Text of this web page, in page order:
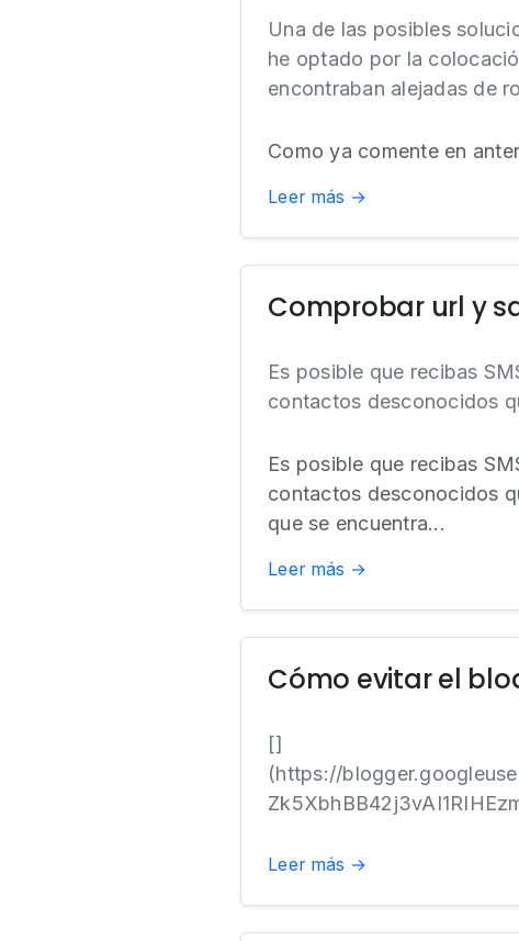
Una de las posibles
he optado por la
encontraban alejadas de
Como ya comente en
Leer más →
Comprobar url y
Es posible que recibas
contactos desconocidos
Es posible que recibas
contactos desconocidos
que se encuentra...
Leer más →
Cómo evitar el
[]
(https://
Leer más →